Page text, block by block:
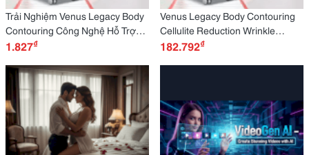
Trải Nghiệm Venus Legacy Body
Contouring Công Nghệ Hỗ Trợ
Làm Đẹp Thế Hệ Mới!
1.827₫
Venus Legacy Body Contouring
Cellulite Reduction Wrinkle
Vacuum Fat Loss Skin Whitening
182.792₫